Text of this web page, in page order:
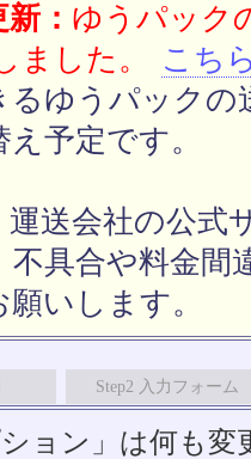
： ゆうパック
ました。
こち
るゆうパックの
予定です。
運送会社の公式
不具合や料金間
いします。
Step2 入力フォーム
ョン」は何も